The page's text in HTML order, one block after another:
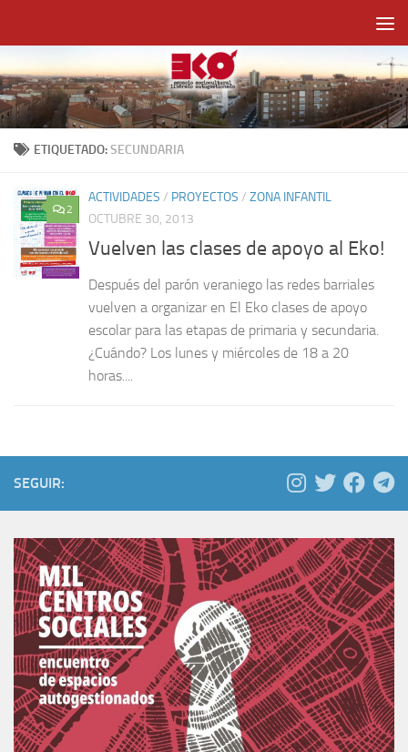
ETIQUETADO:SECUNDARIA
2
ACTIVIDADES / PROYECTOS / ZONA INFANTIL
OCTUBRE 30, 2013
Vuelven las clases de apoyo al Eko!
Después del parón veraniego las redes barriales
vuelven a organizar en El Eko clases de apoyo
escolar para las etapas de primaria y secundaria.
¿Cuándo? Los lunes y miércoles de 18 a 20
horas....
SEGUIR: